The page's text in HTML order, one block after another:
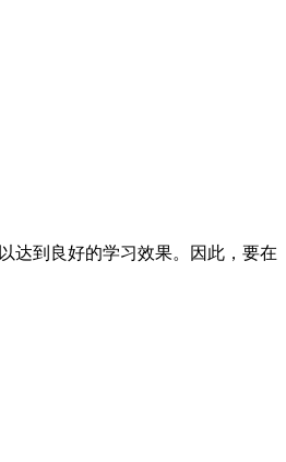
达到良好的学习效果。因此，要在